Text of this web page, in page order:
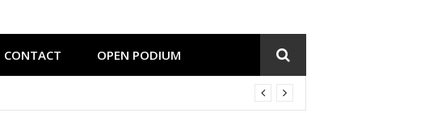
CONTACT OPEN PODIUM